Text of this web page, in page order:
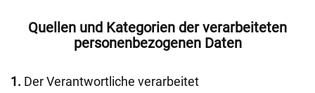
Quellen und Kategorien der verarbeiteten
personenbezogenen Daten
1. Der Verantwortliche verarbeitet